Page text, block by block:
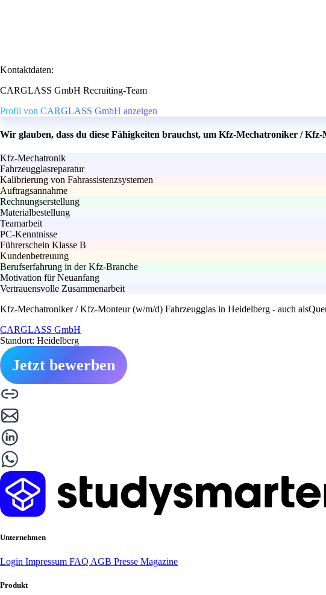
Kontaktdaten:
CARGLASS GmbH Recruiting-Team
Profil von CARGLASS GmbH anzeigen
Wir glauben, dass du diese Fähigkeiten brauchst, um Kfz-Mechatroniker /
Kfz-Mechatronik
Fahrzeugglasreparatur
Kalibrierung von Fahrassistenzsystemen
Auftragsannahme
Rechnungserstellung
Materialbestellung
Teamarbeit
PC-Kenntnisse
Führerschein Klasse B
Kundenbetreuung
Berufserfahrung in der Kfz-Branche
Motivation für Neuanfang
Vertrauensvolle Zusammenarbeit
Kfz-Mechatroniker / Kfz-Monteur (w/m/d) Fahrzeugglas in Heidelberg - auch
CARGLASS GmbH
Standort: Heidelberg
Jetzt bewerben
Unternehmen
Login Impressum FAQ AGB Presse Magazine
Produkt